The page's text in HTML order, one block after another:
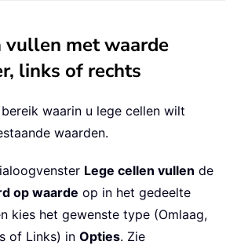
vullen met waarde
links of rechts
waarin u lege cellen wilt
waarden.
Lege cellen vullen de
op waarde op in het gedeelte
kies het gewenste type (Omlaag,
of Links) in Opties. Zie